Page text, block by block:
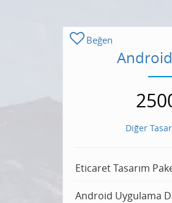
Beğen
Android
Diğer
Eticaret Tasarım
Android Uygulama